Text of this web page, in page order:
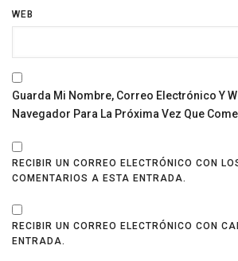
WEB
Guarda Mi Nombre, Correo Electrónico Y
Navegador Para La Próxima Vez Que
RECIBIR UN CORREO ELECTRÓNICO CON
COMENTARIOS A ESTA ENTRADA.
RECIBIR UN CORREO ELECTRÓNICO CON
ENTRADA.